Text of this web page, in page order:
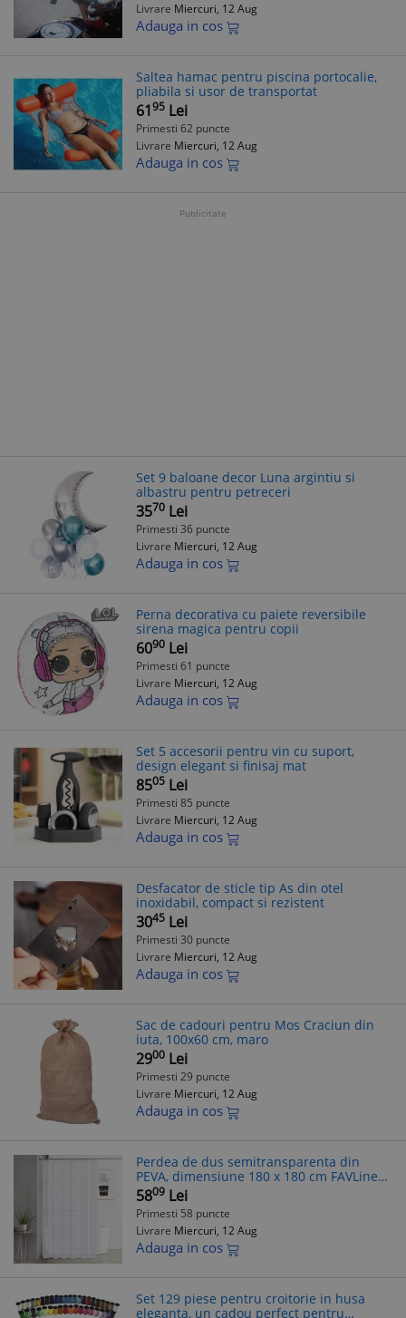
Livrare Miercuri, 12 Aug
Adauga in cos
Saltea hamac pentru piscina portocalie,
pliabila si usor de transportat
6195 Lei
Primesti 62 puncte
Livrare Miercuri, 12 Aug
Adauga in cos
Publicitate
Set 9 baloane decor Luna argintiu si
albastru pentru petreceri
3570 Lei
Primesti 36 puncte
Livrare Miercuri, 12 Aug
Adauga in cos
Perna decorativa cu paiete reversibile
sirena magica pentru copii
6090 Lei
Primesti 61 puncte
Livrare Miercuri, 12 Aug
Adauga in cos
Set 5 accesorii pentru vin cu suport,
design elegant si finisaj mat
8505 Lei
Primesti 85 puncte
Livrare Miercuri, 12 Aug
Adauga in cos
Desfacator de sticle tip As din otel
inoxidabil, compact si rezistent
3045 Lei
Primesti 30 puncte
Livrare Miercuri, 12 Aug
Adauga in cos
Sac de cadouri pentru Mos Craciun din
iuta, 100x60 cm, maro
2900 Lei
Primesti 29 puncte
Livrare Miercuri, 12 Aug
Adauga in cos
Perdea de dus semitransparenta din
PEVA, dimensiune 180 x 180 cm FAVLine
Selection
5809 Lei
Primesti 58 puncte
Livrare Miercuri, 12 Aug
Adauga in cos
Set 129 piese pentru croitorie in husa
eleganta, un cadou perfect pentru